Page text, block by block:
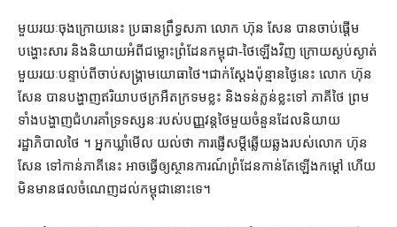
មួយ​រយៈ​ចុងក្រោយ​នេះ ប្រធាន​ព្រឹទ្ធសភា លោក ហ៊ុន សែន បាន​ចាប់ផ្ដើម​
បង្ហោះ​សារ និង​និយាយ​អំពី​ជម្លោះព្រំដែន​កម្ពុជា​-​ថៃ​ឡើងវិញ ក្រោយ​ស្ងប់ស្ងាត់​
មួយ​រយៈ​បន្ទាប់ពី​ចាប់​សង្គ្រាមយោធា​ថៃ​។​ជាក់ស្ដែង​ប៉ុន្មាន​ថ្ងៃនេះ លោក ហ៊ុន
សែន បាន​បង្ហាញ​ឥរិយាបថ​ក្រអឺតក្រទម​ខ្លះ និង​ទន់ភ្លន់​ខ្លះទៅ ភាគី​ថៃ ព្រម
ទាំង​បង្ហាញ​ជំហរ​គាំទ្រ​ទស្សនៈ​របស់​បញ្ញវន្ត​ថៃ​មួយចំនួន​ដែល​និយាយ​
រដ្ឋាភិបាល​ថៃ ។ អ្នកឃ្លាំមើល យល់ថា ការ​ផ្ញើ​សម្ដី​ឆ្លើយឆ្លង​របស់​លោក ហ៊ុន
សែន ទៅកាន់​ភាគី​នេះ អាច​ធ្វើ​ឲ្យ​ស្ថានការណ៍​ព្រំដែន​កាន់តែ​ឡើង​កម្ដៅ ហើយ​
មិន​មាន​ផល​ចំណេញ​ដល់​កម្ពុជា​នោះ​ទេ។